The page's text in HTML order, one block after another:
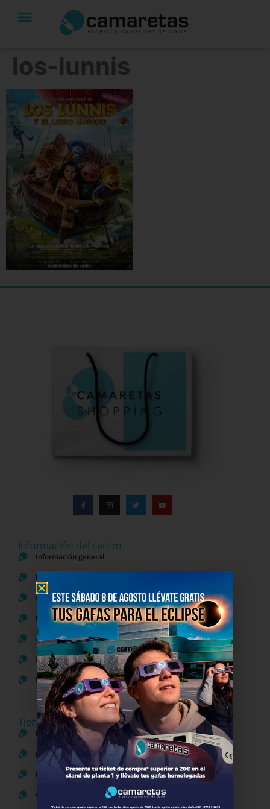
los-lunnis
Información del centro
Información general
Directorio de tiendas y Planos
Contacto
Política de Privacidad
Aviso Legal
Política de Cookies
Bases legales Concursos y Promociones
Tiendas
Moda
Hogar y Alimentación
Regalos y Complementos
Ocio y Restauración